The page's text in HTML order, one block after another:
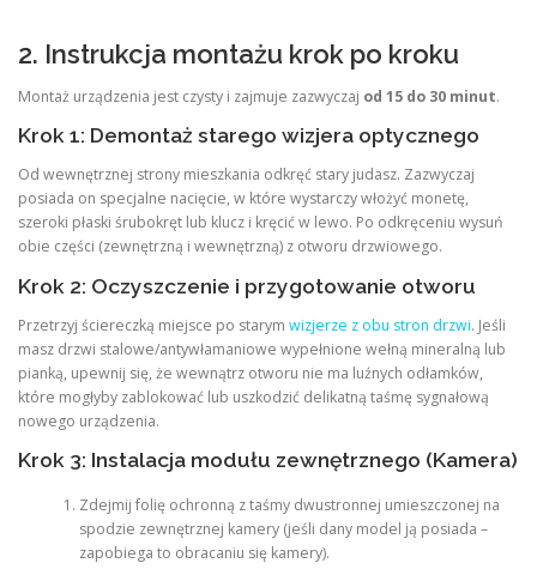
2. Instrukcja montażu krok po kroku
Montaż urządzenia jest czysty i zajmuje zazwyczaj od 15 do 30 minut.
Krok 1: Demontaż starego wizjera optycznego
Od wewnętrznej strony mieszkania odkręć stary judasz. Zazwyczaj
posiada on specjalne nacięcie, w które wystarczy włożyć monetę,
szeroki płaski śrubokręt lub klucz i kręcić w lewo. Po odkręceniu wysuń
obie części (zewnętrzną i wewnętrzną) z otworu drzwiowego.
Krok 2: Oczyszczenie i przygotowanie otworu
Przetrzyj ściereczką miejsce po starym wizjerze z obu stron drzwi. Jeśli
masz drzwi stalowe/antywłamaniowe wypełnione wełną mineralną lub
pianką, upewnij się, że wewnątrz otworu nie ma luźnych odłamków,
które mogłyby zablokować lub uszkodzić delikatną taśmę sygnałową
nowego urządzenia.
Krok 3: Instalacja modułu zewnętrznego (Kamera)
Zdejmij folię ochronną z taśmy dwustronnej umieszczonej na
spodzie zewnętrznej kamery (jeśli dany model ją posiada –
zapobiega to obracaniu się kamery).